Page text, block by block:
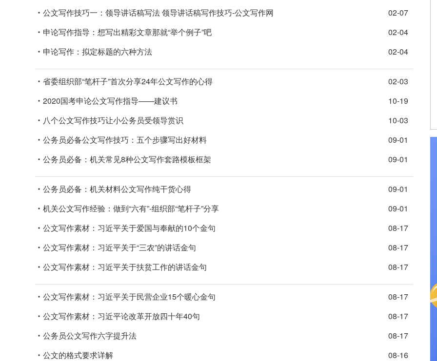
公文写作技巧一：领导讲话稿写法 领导讲话稿写作技巧-公文写作网
02-07
申论写作指导：想写出精彩文章那就“举个例子”吧
02-04
申论写作：拟定标题的六种方法
02-04
省委组织部“笔杆子”首次分享24年公文写作的心得
02-03
2020国考申论公文写作指导——建议书
10-19
八个公文写作技巧让小公务员受领导赏识
10-03
公务员必备公文写作技巧：五个步骤写出好材料
09-01
公务员必备：机关常见8种公文写作套路模板框架
09-01
公务员必备：机关材料公文写作纯干货心得
09-01
机关公文写作经验：做到“六有”-组织部“笔杆子”分享
09-01
公文写作素材：习近平关于爱国与奉献的10个金句
08-17
公文写作素材：习近平关于“三农”的讲话金句
08-17
公文写作素材：习近平关于扶贫工作的讲话金句
08-17
公文写作素材：习近平关于民营企业15个暖心金句
08-17
公文写作素材：习近平论改革开放四十年40句
08-17
公务员公文写作六字提升法
08-17
公文的格式要求详解
08-16